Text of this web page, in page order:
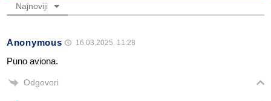
Najnoviji
Anonymous 16.03.2025. 11:28
Puno aviona.
Odgovori